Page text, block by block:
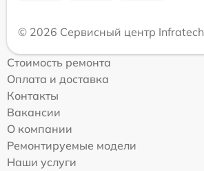
© 2026 Сервисный центр Infratech
Стоимость ремонта
Оплата и доставка
Контакты
Вакансии
О компании
Ремонтируемые модели
Наши услуги